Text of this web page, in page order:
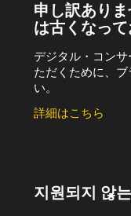
申し訳あり
は古くなっ
デジタル・コン
ただくために、
い。
詳細はこちら
지원되지 않